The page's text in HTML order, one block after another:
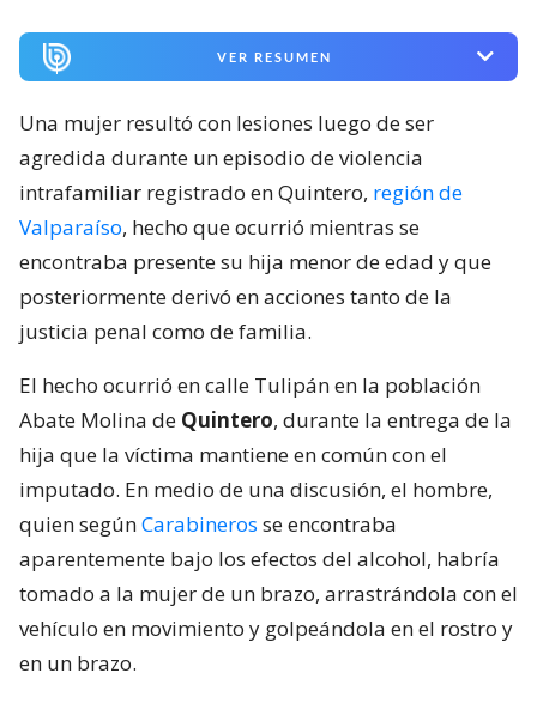
VER RESUMEN
Una mujer resultó con lesiones luego de ser
agredida durante un episodio de violencia
intrafamiliar registrado en Quintero, región de
Valparaíso, hecho que ocurrió mientras se
encontraba presente su hija menor de edad y que
posteriormente derivó en acciones tanto de la
justicia penal como de familia.
El hecho ocurrió en calle Tulipán en la población
Abate Molina de Quintero, durante la entrega de la
hija que la víctima mantiene en común con el
imputado. En medio de una discusión, el hombre,
quien segúnCarabineros se encontraba
aparentemente bajo los efectos del alcohol, habría
tomado a la mujer de un brazo, arrastrándola con el
vehículo en movimiento y golpeándola en el rostro y
en un brazo.